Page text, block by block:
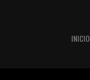
INICIO